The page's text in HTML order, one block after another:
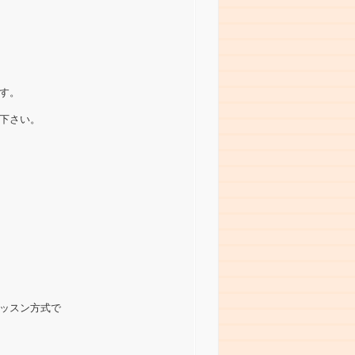
。
さい。
スン方式で